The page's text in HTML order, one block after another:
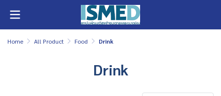
Home All Product Food Drink
Drink